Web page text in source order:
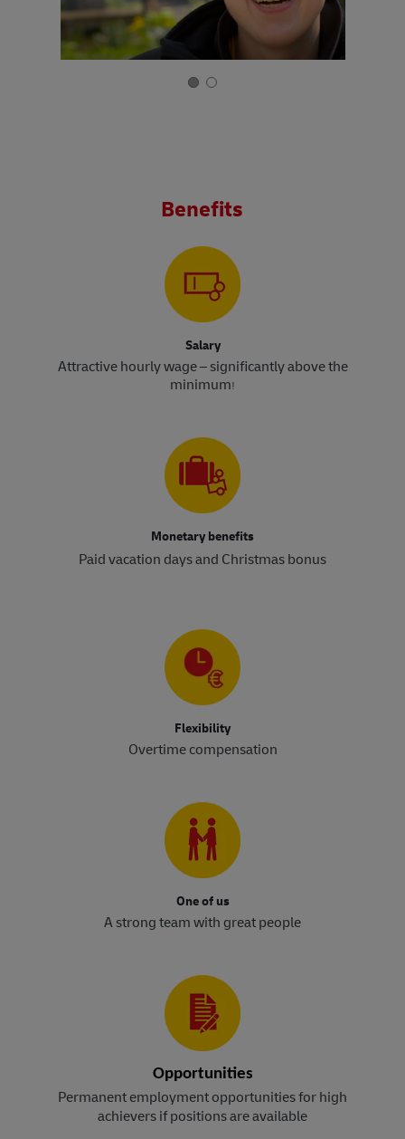
Benefits
Salary
Attractive hourly wage – significantly above the
minimum!​​​​​​​
Monetary benefits
Paid vacation days and Christmas bonus
Flexibility
Overtime compensation
One of us
A strong team with great people
Opportunities
Permanent employment opportunities for high
achievers if positions are available